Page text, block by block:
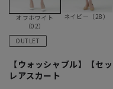
オフホワイト
（02）
ネイビー（28）
OUTLET
【ウォッシャブル】【セ
レアスカート